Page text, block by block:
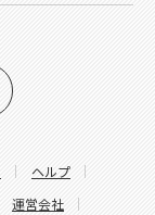
ヘルプ
運営会社